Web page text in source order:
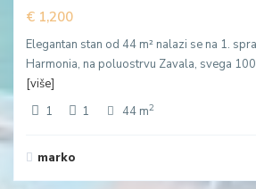
€ 1,200
Elegantan stan od 44 m² nalazi se na 1.
Harmonia, na poluostrvu Zavala, svega
[više]
1
1 44 m2
marko